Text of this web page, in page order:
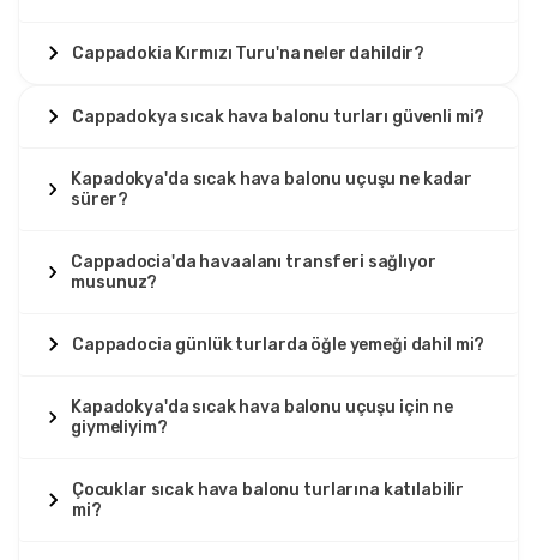
Cappadokia Kırmızı Turu'na neler dahildir?
Cappadokya sıcak hava balonu turları güvenli mi?
Kapadokya'da sıcak hava balonu uçuşu ne kadar
sürer?
Cappadocia'da havaalanı transferi sağlıyor
musunuz?
Cappadocia günlük turlarda öğle yemeği dahil mi?
Kapadokya'da sıcak hava balonu uçuşu için ne
giymeliyim?
Çocuklar sıcak hava balonu turlarına katılabilir
mi?